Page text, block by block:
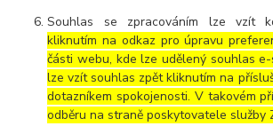
Souhlas se zpracováním lze vzít
kliknutím na odkaz pro úpravu
části webu, kde lze udělený souhlas
lze vzít souhlas zpět kliknutím na
dotazníkem spokojenosti. V takovém
odběru na straně poskytovatele služby